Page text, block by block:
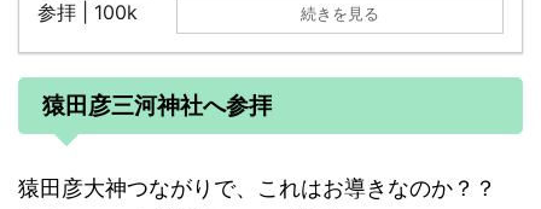
続きを見る
猿田彦三河神社へ参拝
猿田彦大神つながりで、これはお導きなのか？？